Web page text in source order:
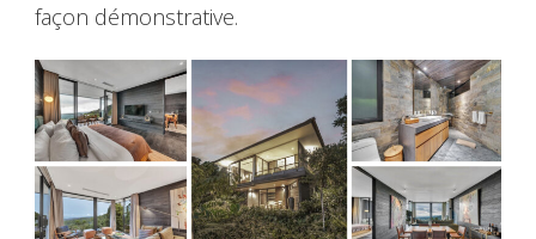
façon démonstrative.